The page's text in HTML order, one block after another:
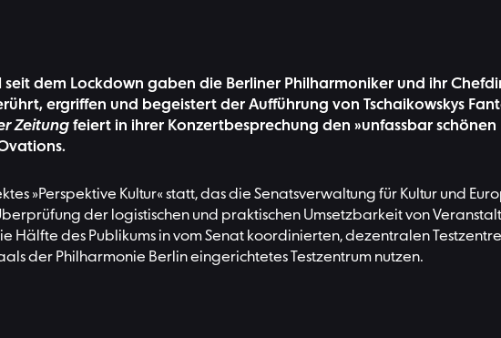
dem Lockdown gaben die Berliner Philharmoniker und ihr
ergriffen und begeistert der Aufführung von Tschaikowskys
Zeitung feiert in ihrer Konzertbesprechung den »unfassbar
»Perspektive Kultur« statt, das die Senatsverwaltung für Kultur und
der logistischen und praktischen Umsetzbarkeit von
Hälfte des Publikums in vom Senat koordinierten, dezentralen
der Philharmonie Berlin eingerichtetes Testzentrum nutzen.